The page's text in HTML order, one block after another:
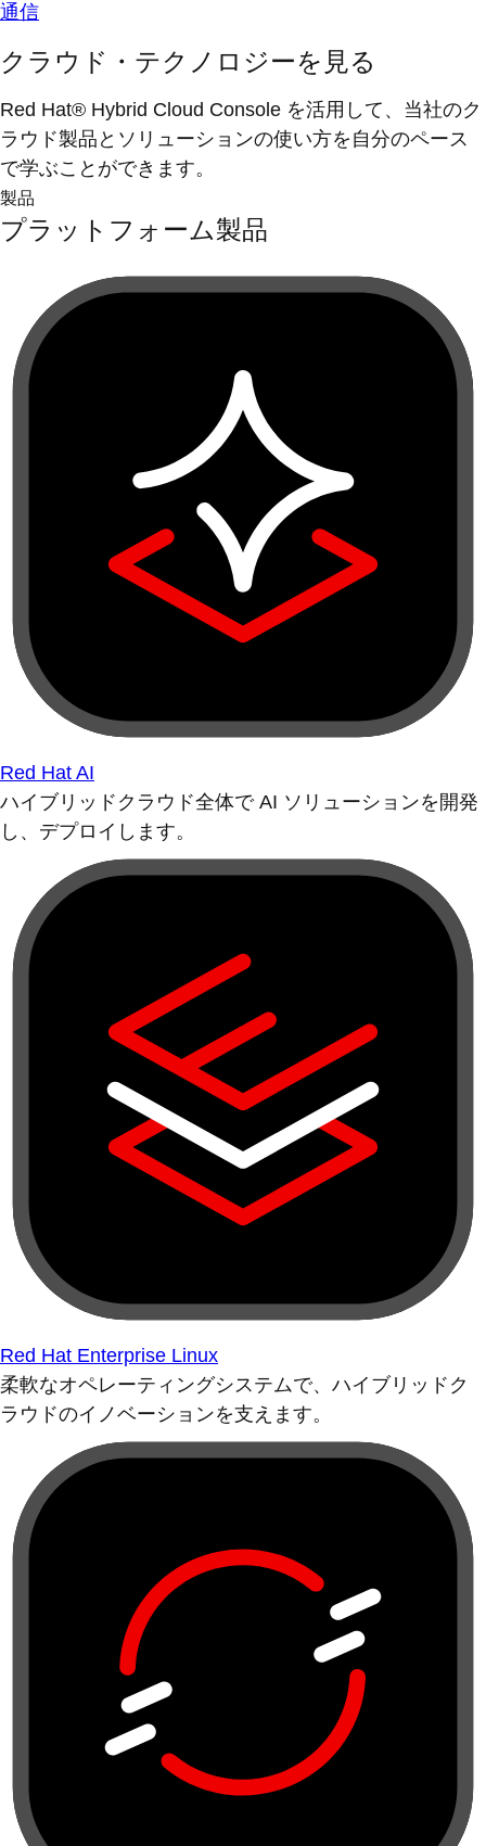
通信
クラウド・テクノロジーを見る
Red Hat® Hybrid Cloud Console を活用して、当社のク
ラウド製品とソリューションの使い方を自分のペース
で学ぶことができます。
製品
プラットフォーム製品
Red Hat AI
ハイブリッドクラウド全体で AI ソリューションを開発
し、デプロイします。
Red Hat Enterprise Linux
柔軟なオペレーティングシステムで、ハイブリッドク
ラウドのイノベーションを支えます。